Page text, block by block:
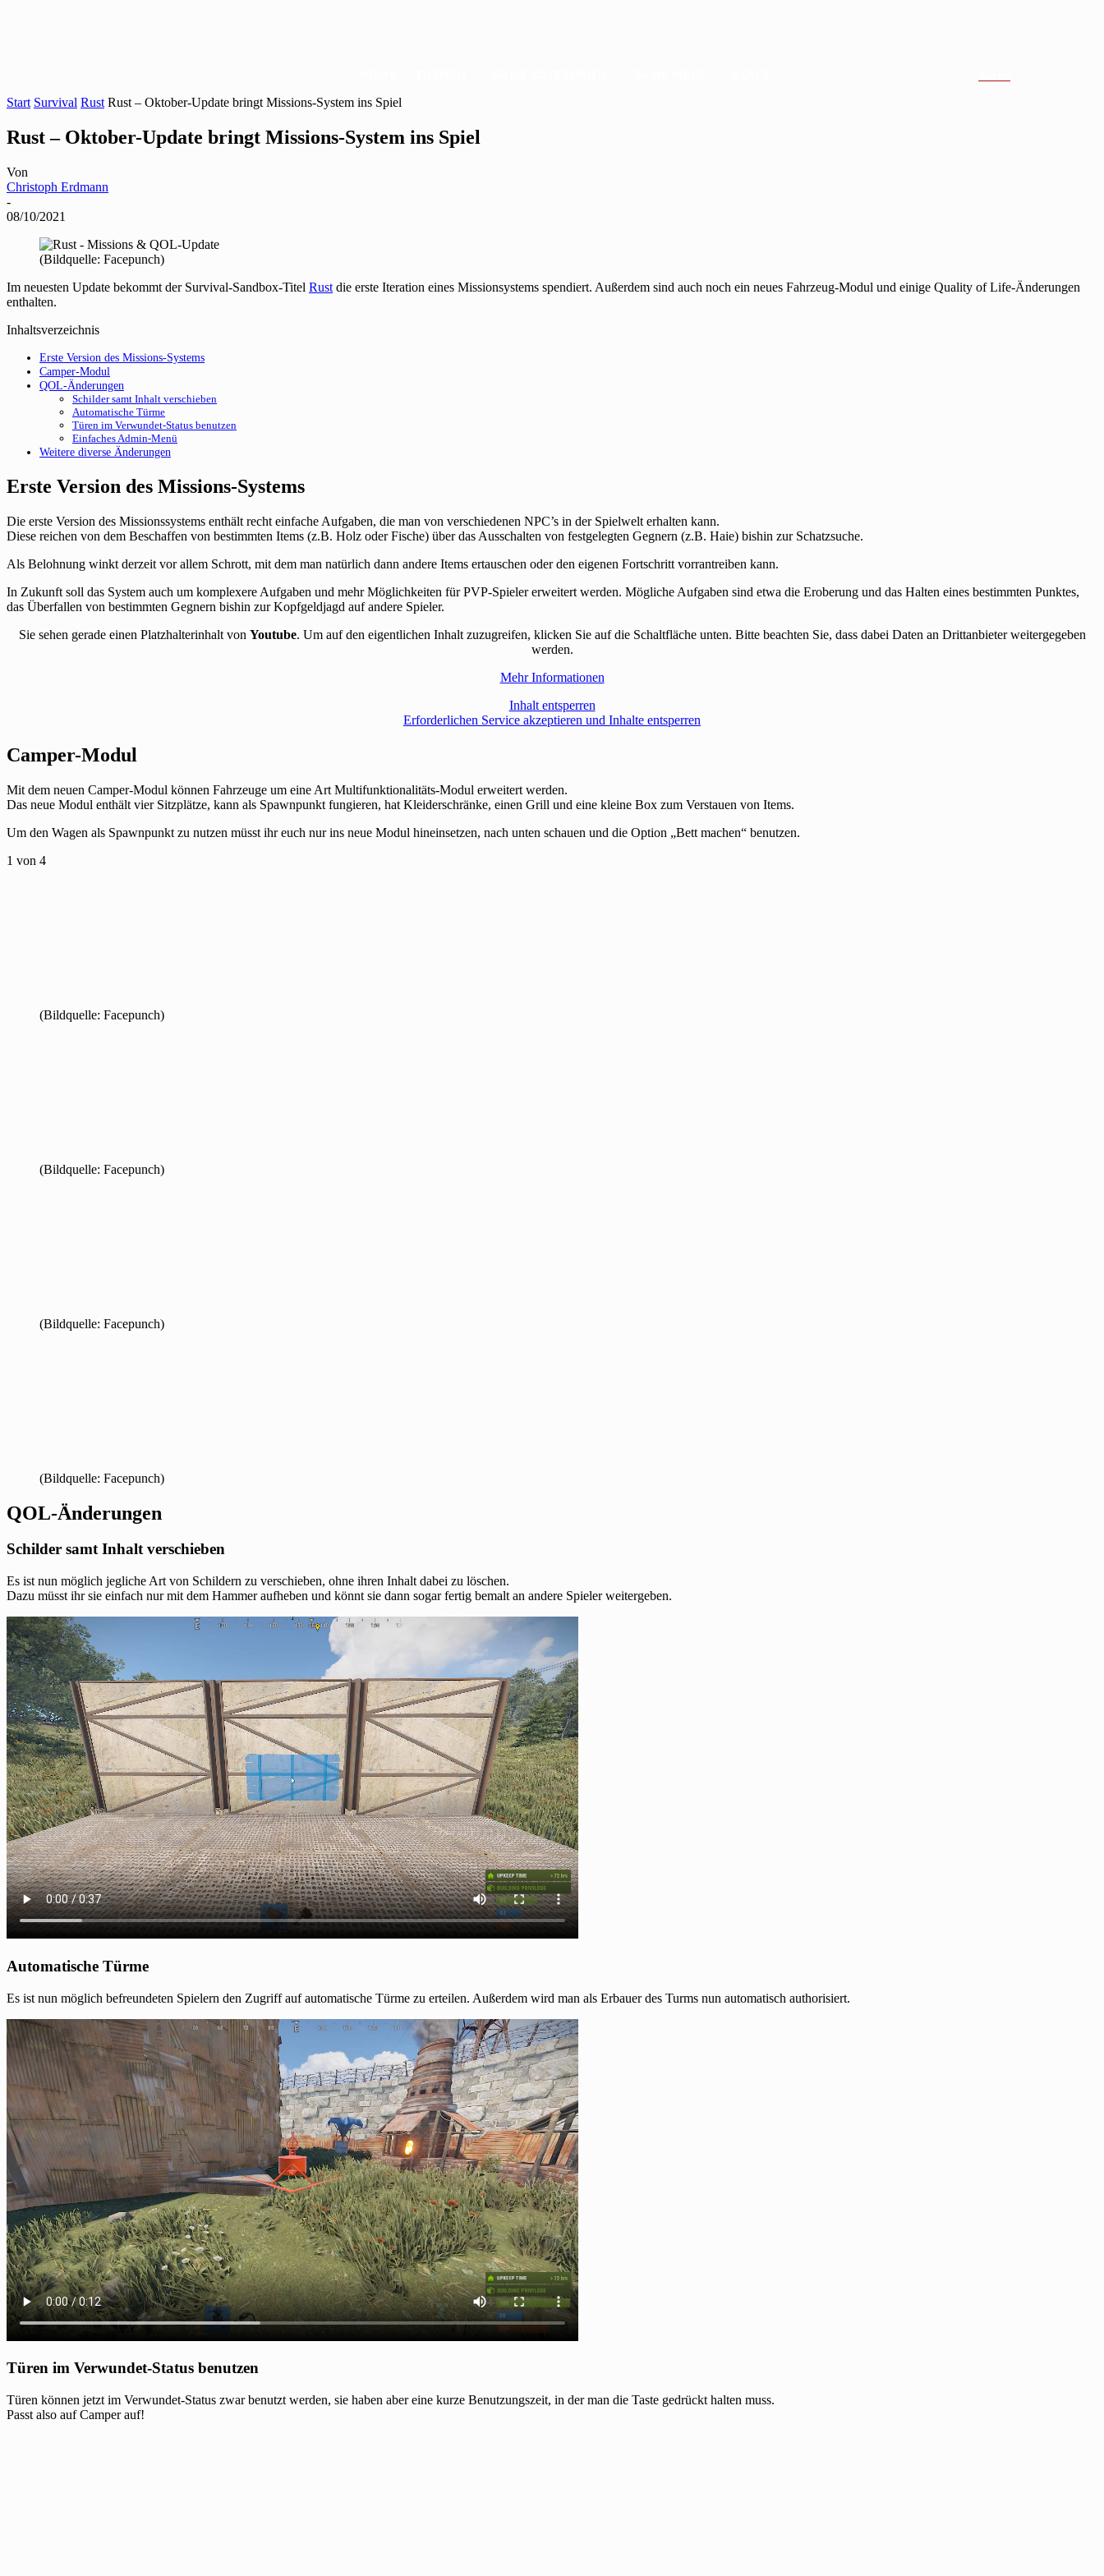
Start Survival Rust Rust – Oktober-Update bringt Missions-System ins Spiel
Rust – Oktober-Update bringt Missions-System ins Spiel
Von
Christoph Erdmann
-
08/10/2021
(Bildquelle: Facepunch)
Im neuesten Update bekommt der Survival-Sandbox-Titel Rust die erste Iteration eines Missionsystems spendiert. Außerdem sind auch noch ein neues Fahrzeug-Modul und einige Quality of Life-Änderungen
enthalten.
Inhaltsverzeichnis
Erste Version des Missions-Systems
Camper-Modul
QOL-Änderungen
Schilder samt Inhalt verschieben
Automatische Türme
Türen im Verwundet-Status benutzen
Einfaches Admin-Menü
Weitere diverse Änderungen
Erste Version des Missions-Systems
Die erste Version des Missionssystems enthält recht einfache Aufgaben, die man von verschiedenen NPC’s in der Spielwelt erhalten kann.
Diese reichen von dem Beschaffen von bestimmten Items (z.B. Holz oder Fische) über das Ausschalten von festgelegten Gegnern (z.B. Haie) bishin zur Schatzsuche.
Als Belohnung winkt derzeit vor allem Schrott, mit dem man natürlich dann andere Items ertauschen oder den eigenen Fortschritt vorrantreiben kann.
In Zukunft soll das System auch um komplexere Aufgaben und mehr Möglichkeiten für PVP-Spieler erweitert werden. Mögliche Aufgaben sind etwa die Eroberung und das Halten eines bestimmten Punktes,
das Überfallen von bestimmten Gegnern bishin zur Kopfgeldjagd auf andere Spieler.
Sie sehen gerade einen Platzhalterinhalt von Youtube. Um auf den eigentlichen Inhalt zuzugreifen, klicken Sie auf die Schaltfläche unten. Bitte beachten Sie, dass dabei Daten an Drittanbieter weitergegeben
werden.
Mehr Informationen
Inhalt entsperren
Erforderlichen Service akzeptieren und Inhalte entsperren
Camper-Modul
Mit dem neuen Camper-Modul können Fahrzeuge um eine Art Multifunktionalitäts-Modul erweitert werden.
Das neue Modul enthält vier Sitzplätze, kann als Spawnpunkt fungieren, hat Kleiderschränke, einen Grill und eine kleine Box zum Verstauen von Items.
Um den Wagen als Spawnpunkt zu nutzen müsst ihr euch nur ins neue Modul hineinsetzen, nach unten schauen und die Option „Bett machen“ benutzen.
1 von 4
(Bildquelle: Facepunch)
(Bildquelle: Facepunch)
(Bildquelle: Facepunch)
(Bildquelle: Facepunch)
QOL-Änderungen
Schilder samt Inhalt verschieben
Es ist nun möglich jegliche Art von Schildern zu verschieben, ohne ihren Inhalt dabei zu löschen.
Dazu müsst ihr sie einfach nur mit dem Hammer aufheben und könnt sie dann sogar fertig bemalt an andere Spieler weitergeben.
Automatische Türme
Es ist nun möglich befreundeten Spielern den Zugriff auf automatische Türme zu erteilen. Außerdem wird man als Erbauer des Turms nun automatisch authorisiert.
Türen im Verwundet-Status benutzen
Türen können jetzt im Verwundet-Status zwar benutzt werden, sie haben aber eine kurze Benutzungszeit, in der man die Taste gedrückt halten muss.
Passt also auf Camper auf!